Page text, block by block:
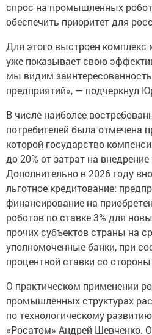
спрос на промышленных
обеспечить приоритет для
Для этого выстроен
уже показывает свою
мы видим
предприятий», — подчеркнул
В числе наиболее
потребителей была отмечена
которой государство
до 20% от затрат на
Дополнительно в 2026 году
льготное кредитование:
финансирование на
роботов по ставке 3% для
прочих субъектов страны на
уполномоченные банки, при
процентной ставки со
О практическом применении
промышленных структурах
по технологическому
«Росатом» Андрей Шевченко.